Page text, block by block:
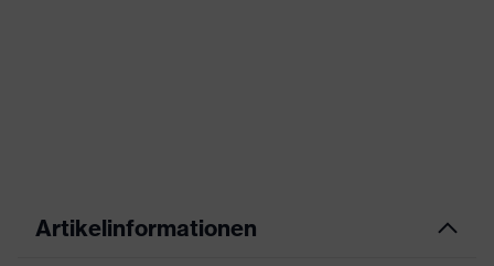
Artikelinformationen